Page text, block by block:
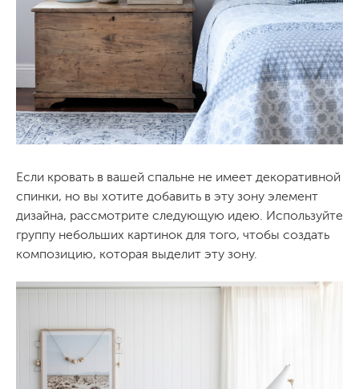
Если кровать в вашей спальне не имеет декоративной
спинки, но вы хотите добавить в эту зону элемент
дизайна, рассмотрите следующую идею. Используйте
группу небольших картинок для того, чтобы создать
композицию, которая выделит эту зону.